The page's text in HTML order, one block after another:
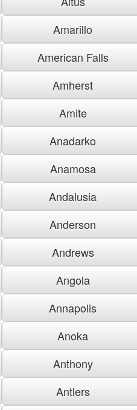
Amarillo
American Falls
Amherst
Amite
Anadarko
Anamosa
Andalusia
Anderson
Andrews
Angola
Annapolis
Anoka
Anthony
Antlers